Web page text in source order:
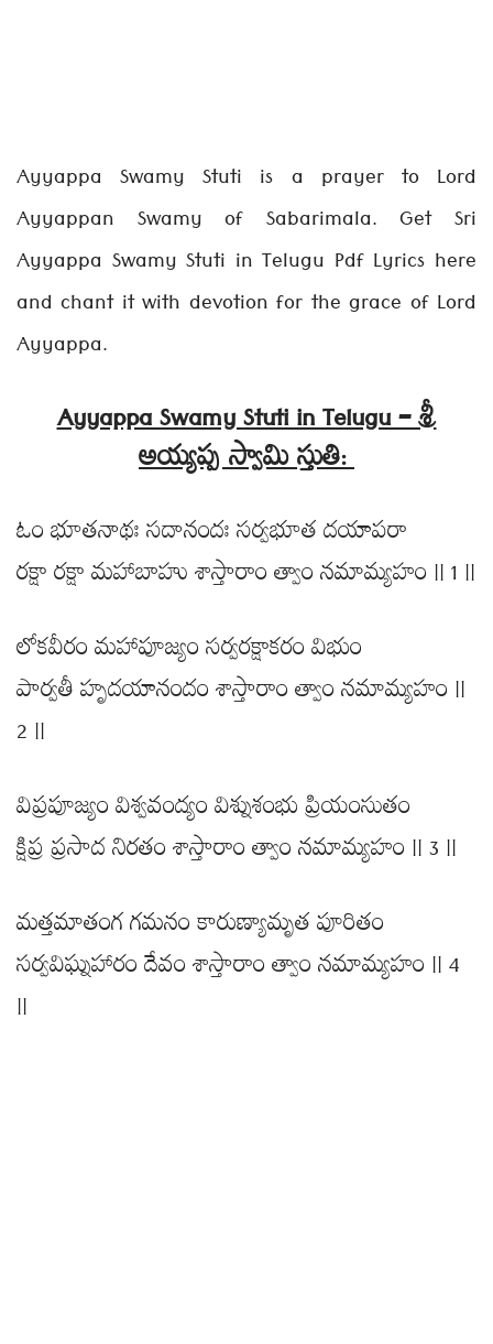
Ayyappa Swamy Stuti is a prayer to Lord
Ayyappan Swamy of Sabarimala. Get Sri
Ayyappa Swamy Stuti in Telugu Pdf Lyrics here
and chant it with devotion for the grace of Lord
Ayyappa.
Ayyappa Swamy Stuti in Telugu – శ్రీ
అయ్యప్ప స్వామి స్తుతి:
ఓం భూతనాథః సదానందః సర్వభూత దయాపరా
రక్షా రక్షా మహాబాహు శాస్తారాం త్వాం నమామ్యహం || 1 ||
లోకవీరం మహాపూజ్యం సర్వరక్షాకరం విభుం
పార్వతీ హృదయానందం శాస్తారాం త్వాం నమామ్యహం ||
2 ||
విప్రపూజ్యం విశ్వవంద్యం విశ్నుశంభు ప్రియంసుతం
క్షిప్ర ప్రసాద నిరతం శాస్తారాం త్వాం నమామ్యహం || 3 ||
మత్తమాతంగ గమనం కారుణ్యామృత పూరితం
సర్వవిఘ్నహారం దేవం శాస్తారాం త్వాం నమామ్యహం || 4
||